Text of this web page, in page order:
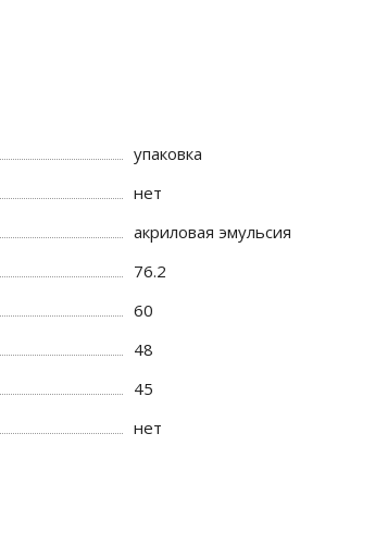
упаковка
нет
акриловая эмульсия
76.2
60
48
45
нет